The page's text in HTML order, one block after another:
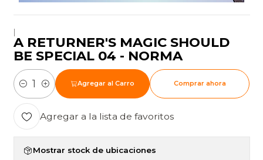
|
A RETURNER'S MAGIC SHOULD
BE SPECIAL 04 - NORMA
Cantidad
Agregar al Carro Comprar ahora
Agregar a la lista de favoritos
Mostrar stock de ubicaciones